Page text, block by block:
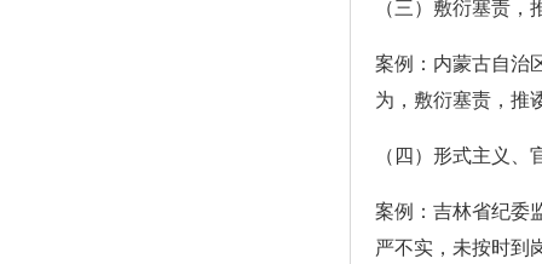
（三）敷衍塞责，
案例：内蒙古自治
为，敷衍塞责，推
（四）形式主义、
案例：吉林省纪委
严不实，未按时到